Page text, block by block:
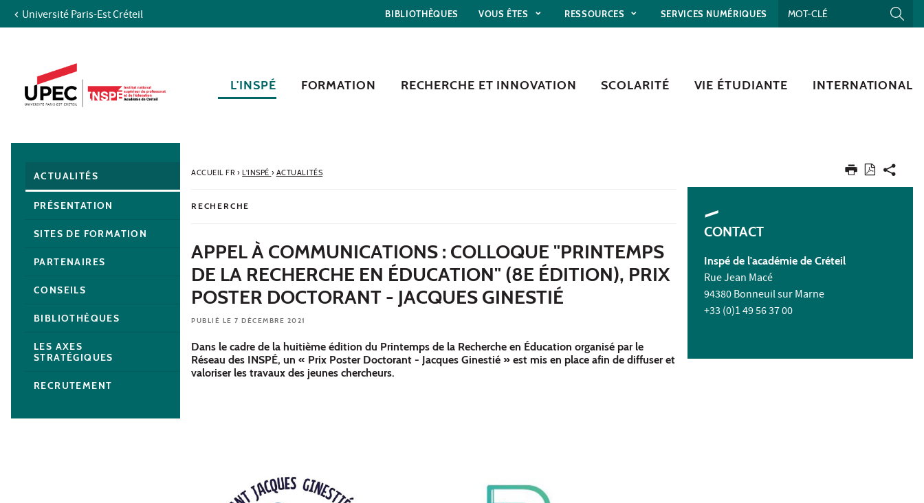
Aller au contenu
Recherche
Navigation secondaire
Université Paris-Est Créteil BIBLIOTHÈQUES VOUS ÊTES RESSOURCES SERVICES NUMÉRIQUES
L'INSPÉ FORMATION RECHERCHE ET INNOVATION SCOLARITÉ VIE ÉTUDIANTE INTERNATIONAL
ACCUEIL FR› L'INSPÉ › ACTUALITÉS
RECHERCHE
APPEL À COMMUNICATIONS : COLLOQUE "PRINTEMPS
DE LA RECHERCHE EN ÉDUCATION" (8E ÉDITION), PRIX
POSTER DOCTORANT - JACQUES GINESTIÉ
PUBLIÉ LE 7 DÉCEMBRE 2021
Dans le cadre de la huitième édition du Printemps de la Recherche en Éducation organisé par le
Réseau des INSPÉ, un « Prix Poster Doctorant - Jacques Ginestié » est mis en place afin de diffuser et
valoriser les travaux des jeunes chercheurs.
CONTACT
Inspé de l'académie de Créteil
Rue Jean Macé
94380 Bonneuil sur Marne
+33 (0)1 49 56 37 00
ACTUALITÉS
PRÉSENTATION
SITES DE FORMATION
PARTENAIRES
CONSEILS
BIBLIOTHÈQUES
LES AXES
STRATÉGIQUES
RECRUTEMENT